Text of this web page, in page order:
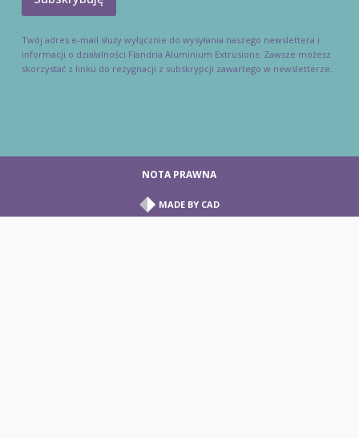
Twój adres e-mail służy wyłącznie do wysyłania naszego newslettera i
informacji o działalności Flandria Aluminium Extrusions. Zawsze możesz
skorzystać z linku do rezygnacji z subskrypcji zawartego w newsletterze.
MADE BYCAD
NOTA PRAWNA